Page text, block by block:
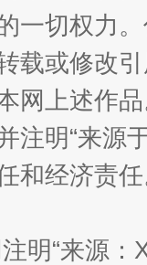
一切权力
载或修改
网上述作
注明“来源
和经济责
明“来源